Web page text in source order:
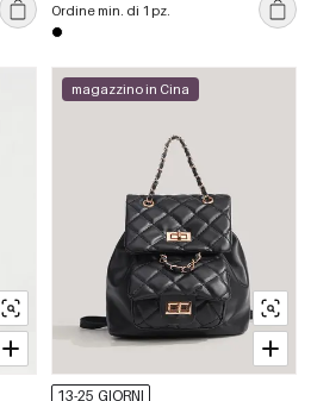
Ordine min. di 1 pz.
magazzino in Cina
13-25 GIORNI